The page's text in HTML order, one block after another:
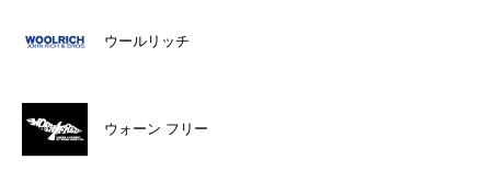
ウールリッチ
ウォーン フリー